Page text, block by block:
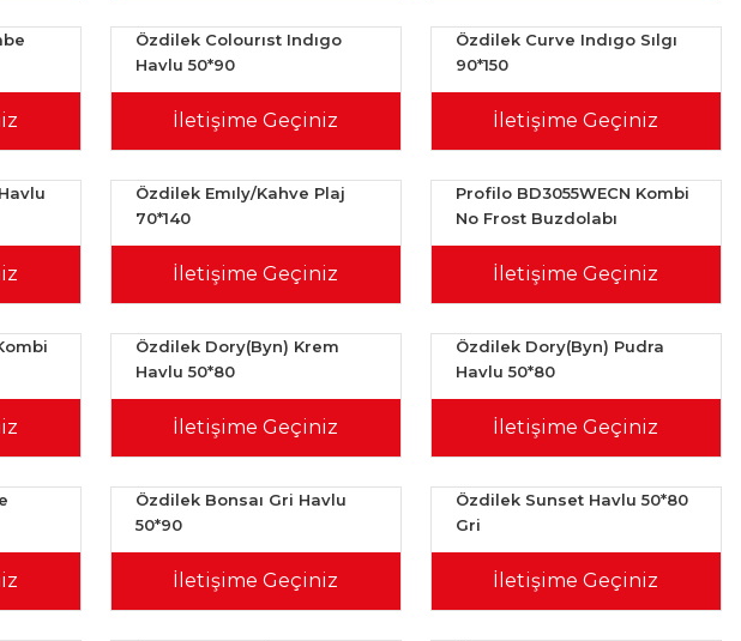
Özdilek Colourıst Indıgo
Havlu 50*90
İletişime Geçiniz
Özdilek Curve Indıgo Sılgı
90*150
İletişime Geçiniz
Özdilek Emıly/Kahve Plaj
70*140
İletişime Geçiniz
Profilo BD3055WECN Kombi
No Frost Buzdolabı
İletişime Geçiniz
Özdilek Dory(Byn) Krem
Havlu 50*80
İletişime Geçiniz
Özdilek Dory(Byn) Pudra
Havlu 50*80
İletişime Geçiniz
Özdilek Bonsaı Gri Havlu
50*90
İletişime Geçiniz
Özdilek Sunset Havlu 50*80
Gri
İletişime Geçiniz